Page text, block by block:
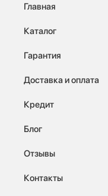
Главная
Каталог
Гарантия
Доставка и оплата
Кредит
Блог
Отзывы
Контакты